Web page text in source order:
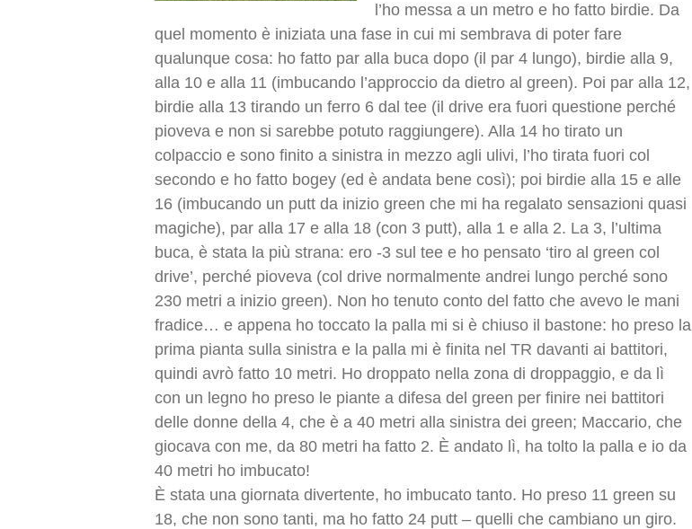
l’ho messa a un metro e ho fatto birdie. Da
quel momento è iniziata una fase in cui mi sembrava di poter fare
qualunque cosa: ho fatto par alla buca dopo (il par 4 lungo), birdie alla 9,
alla 10 e alla 11 (imbucando l’approccio da dietro al green). Poi par alla 12,
birdie alla 13 tirando un ferro 6 dal tee (il drive era fuori questione perché
pioveva e non si sarebbe potuto raggiungere). Alla 14 ho tirato un
colpaccio e sono finito a sinistra in mezzo agli ulivi, l’ho tirata fuori col
secondo e ho fatto bogey (ed è andata bene così); poi birdie alla 15 e alle
16 (imbucando un putt da inizio green che mi ha regalato sensazioni quasi
magiche), par alla 17 e alla 18 (con 3 putt), alla 1 e alla 2. La 3, l’ultima
buca, è stata la più strana: ero -3 sul tee e ho pensato ‘tiro al green col
drive’, perché pioveva (col drive normalmente andrei lungo perché sono
230 metri a inizio green). Non ho tenuto conto del fatto che avevo le mani
fradice… e appena ho toccato la palla mi si è chiuso il bastone: ho preso la
prima pianta sulla sinistra e la palla mi è finita nel TR davanti ai battitori,
quindi avrò fatto 10 metri. Ho droppato nella zona di droppaggio, e da lì
con un legno ho preso le piante a difesa del green per finire nei battitori
delle donne della 4, che è a 40 metri alla sinistra dei green; Maccario, che
giocava con me, da 80 metri ha fatto 2. È andato lì, ha tolto la palla e io da
40 metri ho imbucato!
È stata una giornata divertente, ho imbucato tanto. Ho preso 11 green su
18, che non sono tanti, ma ho fatto 24 putt – quelli che cambiano un giro.